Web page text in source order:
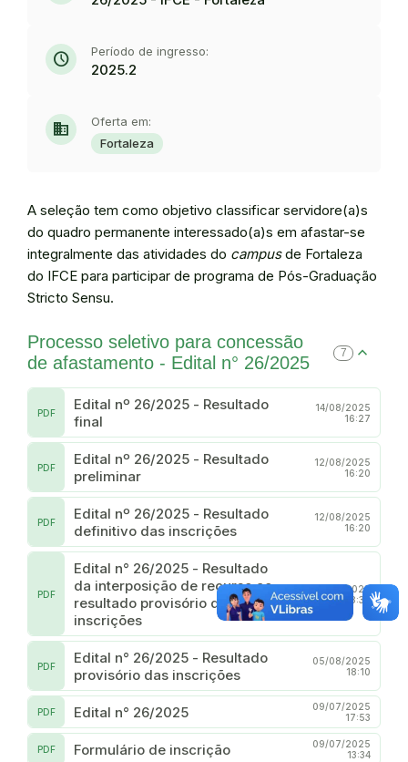
schedule Período de ingresso:
2025.2
domain
Oferta em:
Fortaleza
A seleção tem como objetivo classificar servidore(a)s
do quadro permanente interessado(a)s em afastar-se
integralmente das atividades do campusde Fortaleza
do IFCE para participar de programa de Pós-Graduação
Stricto Sensu.
Processo seletivo para concessão
de afastamento - Edital n° 26/2025
7
Edital nº 26/2025 - Resultado
final
PDF
14/08/2025
16:27
Edital nº 26/2025 - Resultado
preliminar
PDF
12/08/2025
16:20
Edital nº 26/2025 - Resultado
definitivo das inscrições
PDF
12/08/2025
16:20
Edital n° 26/2025 - Resultado
da interposição de recurso ao
resultado provisório das
inscrições
PDF
07/08/2025
18:38
Edital n° 26/2025 - Resultado
provisório das inscrições
PDF
05/08/2025
18:10
Edital n° 26/2025
PDF
09/07/2025
17:53
Formulário de inscrição
PDF
09/07/2025
13:34